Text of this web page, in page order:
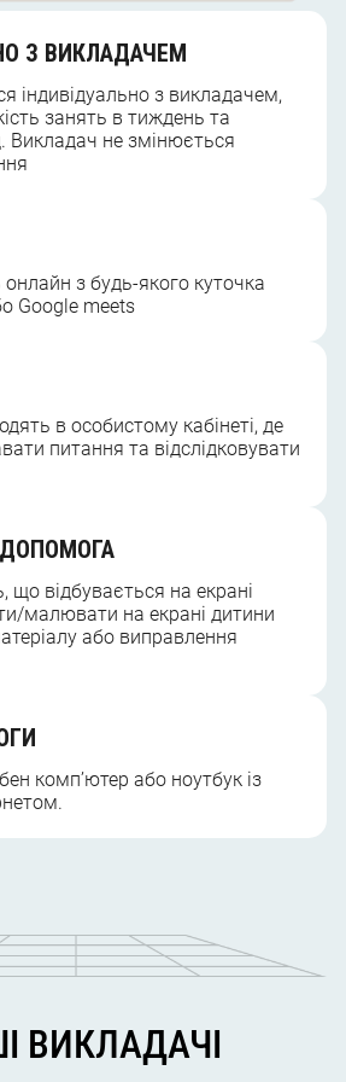
З ВИКЛАДАЧЕМ
індивідуально з викладачем,
занять в тиждень та
Викладач не змінюється
з будь-якого куточка
Google meets
в особистому кабінеті, де
питання та відслідковувати
що відбувається на екрані
малювати на екрані дитини
або виправлення
комп’ютер або ноутбук із
ВИКЛАДАЧІ